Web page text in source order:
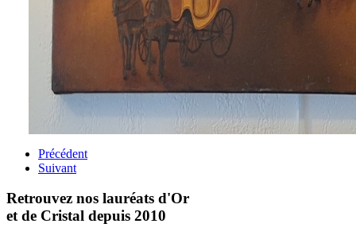
Précédent
Suivant
Retrouvez nos lauréats d'Or
et de Cristal depuis 2010